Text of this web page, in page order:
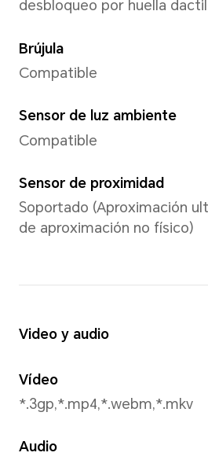
de foto y vídeo.
reales.
Resolución de
Admite hasta
*Los píxeles
vídeo. Por favor,
Resolución de
Soporta
Grabación de
Soportado